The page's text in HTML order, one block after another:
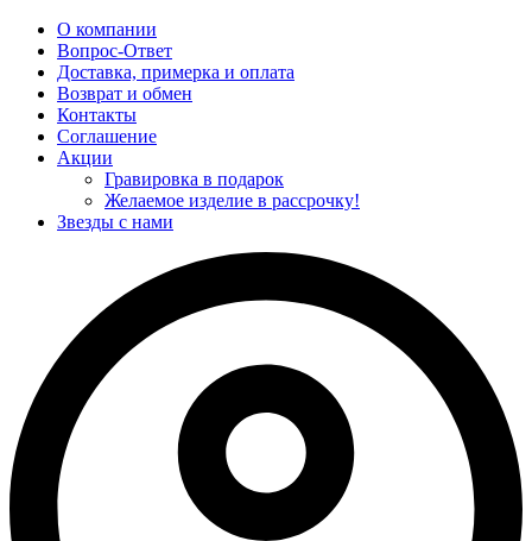
О компании
Вопрос-Ответ
Доставка, примерка и оплата
Возврат и обмен
Контакты
Соглашение
Акции
Гравировка в подарок
Желаемое изделие в рассрочку!
Звезды с нами